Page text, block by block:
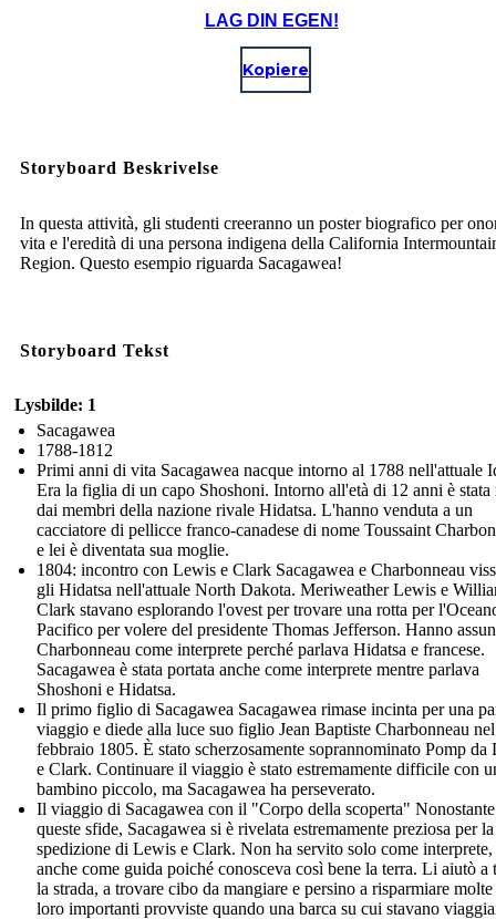
LAG DIN EGEN!
Kopiere
Storyboard Beskrivelse
In questa attività, gli studenti creeranno un poster biografico per
vita e l'eredità di una persona indigena della California
Region. Questo esempio riguarda Sacagawea!
Storyboard Tekst
Lysbilde: 1
Sacagawea
1788-1812
Primi anni di vita Sacagawea nacque intorno al 1788 nell'attuale
Era la figlia di un capo Shoshoni. Intorno all'età di 12 anni è stata
dai membri della nazione rivale Hidatsa. L'hanno venduta a un
cacciatore di pellicce franco-canadese di nome Toussaint
e lei è diventata sua moglie.
1804: incontro con Lewis e Clark Sacagawea e Charbonneau
gli Hidatsa nell'attuale North Dakota. Meriweather Lewis e
Clark stavano esplorando l'ovest per trovare una rotta per
Pacifico per volere del presidente Thomas Jefferson. Hanno
Charbonneau come interprete perché parlava Hidatsa e francese.
Sacagawea è stata portata anche come interprete mentre parlava
Shoshoni e Hidatsa.
Il primo figlio di Sacagawea Sacagawea rimase incinta per una
viaggio e diede alla luce suo figlio Jean Baptiste Charbonneau nel
febbraio 1805. È stato scherzosamente soprannominato Pomp da
e Clark. Continuare il viaggio è stato estremamente difficile con
bambino piccolo, ma Sacagawea ha perseverato.
Il viaggio di Sacagawea con il "Corpo della scoperta" Nonostante
queste sfide, Sacagawea si è rivelata estremamente preziosa per la
spedizione di Lewis e Clark. Non ha servito solo come interprete,
anche come guida poiché conosceva così bene la terra. Li aiutò a
la strada, a trovare cibo da mangiare e persino a risparmiare
loro importanti provviste quando una barca su cui stavano